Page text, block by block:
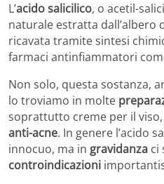
L’acido salicilico, o acetil-
naturale estratta dall’albero
ricavata tramite sintesi
farmaci antinfiammatori
Non solo, questa sostanza,
lo troviamo in molte
soprattutto creme per il
anti-acne. In genere l’acido
innocuo, ma in gravidanza ci
controindicazioni